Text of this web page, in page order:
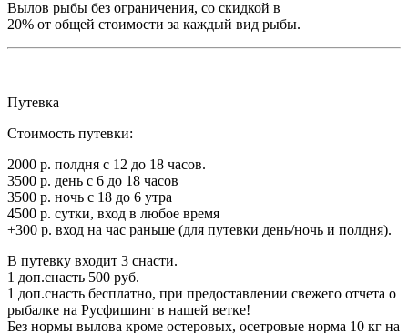
Вылов рыбы без ограничения, со скидкой в
20% от общей стоимости за каждый вид рыбы.
Путевка
Стоимость путевки:
2000 р. полдня с 12 до 18 часов.
3500 р. день с 6 до 18 часов
3500 р. ночь с 18 до 6 утра
4500 р. сутки, вход в любое время
+300 р. вход на час раньше (для путевки день/ночь и полдня).
В путевку входит 3 снасти.
1 доп.снасть 500 руб.
1 доп.снасть бесплатно, при предоставлении свежего отчета о
рыбалке на Русфишинг в нашей ветке!
Без нормы вылова кроме остеровых, осетровые норма 10 кг на